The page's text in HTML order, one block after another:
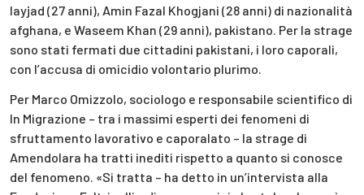
Iayjad (27 anni), Amin Fazal Khogjani (28 anni) di nazionalità
afghana, e Waseem Khan (29 anni), pakistano. Per la strage
sono stati fermati due cittadini pakistani, i loro caporali,
con l’accusa di omicidio volontario plurimo.
Per Marco Omizzolo, sociologo e responsabile scientifico di
In Migrazione – tra i massimi esperti dei fenomeni di
sfruttamento lavorativo e caporalato – la strage di
Amendolara ha tratti inediti rispetto a quanto si conosce
del fenomeno. «Si tratta – ha detto in un’intervista alla